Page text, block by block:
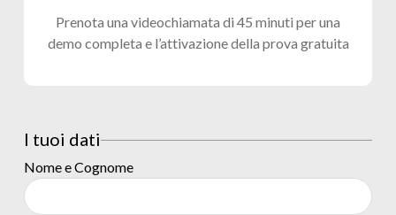
Prenota una videochiamata di 45 minuti per una
demo completa e l’attivazione della prova gratuita
I tuoi dati
Nome e Cognome